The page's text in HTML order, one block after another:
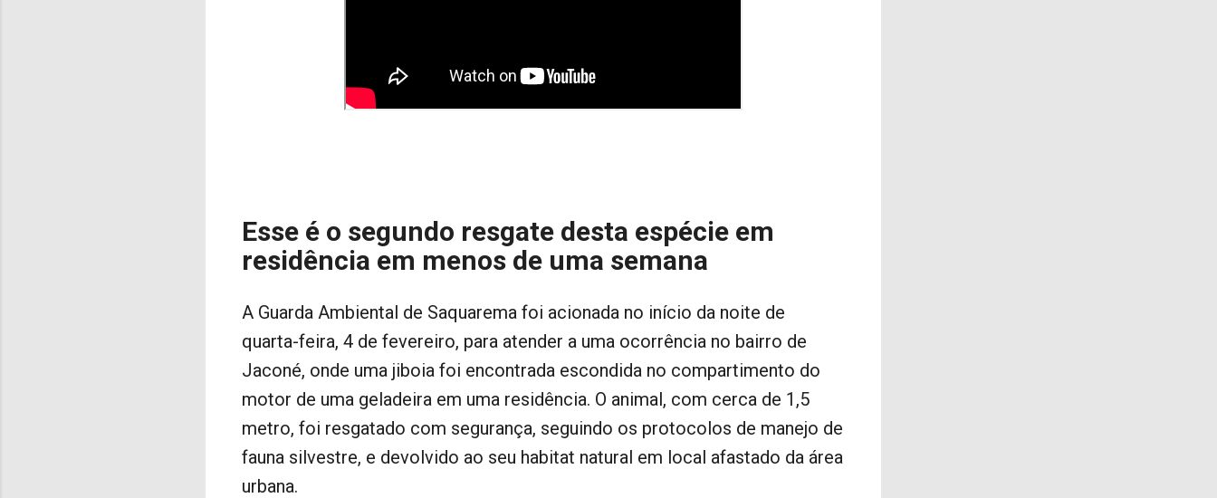
Esse é o segundo resgate desta espécie em
residência em menos de uma semana
A Guarda Ambiental de Saquarema foi acionada no início da noite de
quarta-feira, 4 de fevereiro, para atender a uma ocorrência no bairro de
Jaconé, onde uma jiboia foi encontrada escondida no compartimento do
motor de uma geladeira em uma residência. O animal, com cerca de 1,5
metro, foi resgatado com segurança, seguindo os protocolos de manejo de
fauna silvestre, e devolvido ao seu habitat natural em local afastado da área
urbana.